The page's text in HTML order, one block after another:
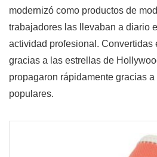
modernizó como productos de
trabajadores las llevaban a diario
actividad profesional. Convertidas
gracias a las estrellas de
propagaron rápidamente gracias
populares.